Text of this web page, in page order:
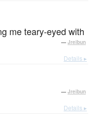
me teary-eyed with
— Jreibun
Details ▸
— Jreibun
Details ▸